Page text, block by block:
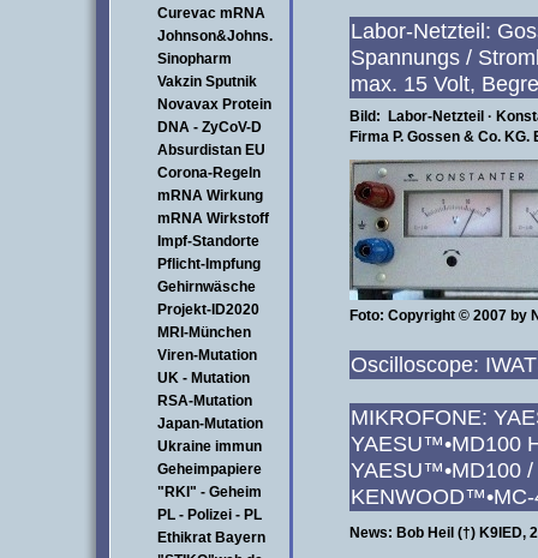
Curevac mRNA
Johnson&Johns.
Sinopharm
Vakzin Sputnik
Novavax Protein
DNA - ZyCoV-D
Absurdistan EU
Corona-Regeln
mRNA Wirkung
mRNA Wirkstoff
Impf-Standorte
Pflicht-Impfung
Gehirnwäsche
Projekt-ID2020
MRI-München
Viren-Mutation
UK - Mutation
RSA-Mutation
Japan-Mutation
Ukraine immun
Geheimpapiere
"RKI" - Geheim
PL - Polizei - PL
Ethikrat Bayern
Labor-Netzteil:
Spannungs /
max. 15 Volt,
Bild: Labor-Netzteil ·
Firma P. Gossen & Co.
Foto: Copyright © 2007 by
Oscilloscope:
YAESU™•MD100
YAESU™•MD100
News: Bob Heil (†) K9IED,